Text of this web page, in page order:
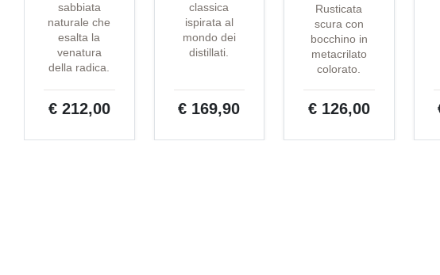
sabbiata
naturale che
esalta la
venatura
della radica.
€ 212,00
classica
ispirata al
mondo dei
distillati.
€ 169,90
Rusticata
scura con
bocchino in
metacrilato
colorato.
€ 126,00